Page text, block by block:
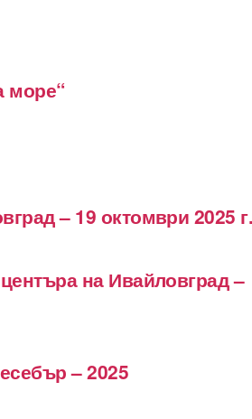
море“
– 19 октомври 2025 г.
на Ивайловград –
– 2025